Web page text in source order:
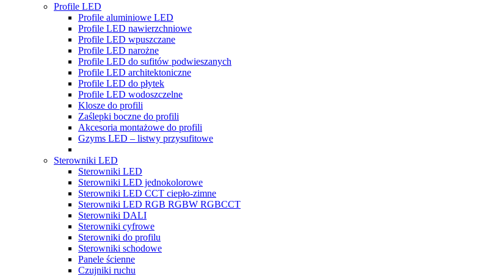
Profile LED
Profile aluminiowe LED
Profile LED nawierzchniowe
Profile LED wpuszczane
Profile LED narożne
Profile LED do sufitów podwieszanych
Profile LED architektoniczne
Profile LED do płytek
Profile LED wodoszczelne
Klosze do profili
Zaślepki boczne do profili
Akcesoria montażowe do profili
Gzyms LED – listwy przysufitowe
Sterowniki LED
Sterowniki LED
Sterowniki LED jednokolorowe
Sterowniki LED CCT ciepło-zimne
Sterowniki LED RGB RGBW RGBCCT
Sterowniki DALI
Sterowniki cyfrowe
Sterowniki do profilu
Sterowniki schodowe
Panele ścienne
Czujniki ruchu